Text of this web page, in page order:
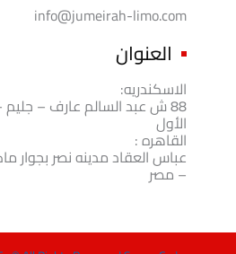
info@jumeirah-limo.com
العنوان
الاسكندريه:
88 ش عبد السالم عارف –
الأول
القاهره :
عباس العقاد مدينه نصر بجوار
– مصر